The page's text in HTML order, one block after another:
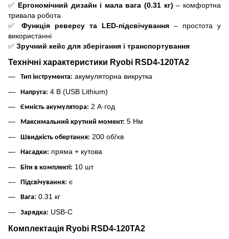
✅ Ергономічний дизайн і мала вага (0.31 кг) – комфортна
тривала робота
✅
Функція реверсу та LED-підсвічування – простота у
використанні
✅ Зручний кейс для зберігання і транспортування
Технічні характеристики Ryobi RSD4-120TA2
Тип інструмента: акумуляторна викрутка
Напруга: 4 В (USB Lithium)
Ємність акумулятора: 2 А·год
Максимальний крутний момент: 5 Нм
Швидкість обертання: 200 об/хв
Насадки: пряма + кутова
Біти в комплекті: 10 шт
Підсвічування: є
Вага: 0.31 кг
Зарядка: USB-C
Комплектація Ryobi RSD4-120TA2